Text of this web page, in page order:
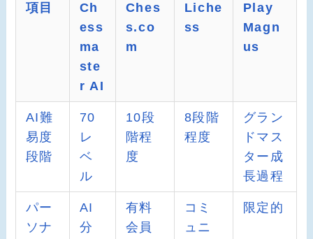
項目
Ch
ess
ma
ste
r AI
Ches
s.co
m
Liche
ss
Play
Magn
us
AI難
易度
段階
70
レ
ベ
ル
10段
階程
度
8段階
程度
グラン
ドマス
ター成
長過程
パー
ソナ
AI
分
有料
会員
コミ
ュニ
限定的